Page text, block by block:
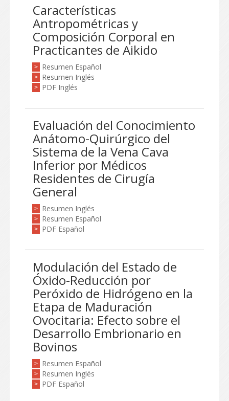
Características
Antropométricas y
Composición Corporal en
Practicantes de Aikido
> Resumen Español
> Resumen Inglés
> PDF Inglés
Evaluación del Conocimiento
Anátomo-Quirúrgico del
Sistema de la Vena Cava
Inferior por Médicos
Residentes de Cirugía
General
> Resumen Inglés
> Resumen Español
> PDF Español
Modulación del Estado de
Óxido-Reducción por
Peróxido de Hidrógeno en la
Etapa de Maduración
Ovocitaria: Efecto sobre el
Desarrollo Embrionario en
Bovinos
> Resumen Español
> Resumen Inglés
> PDF Español